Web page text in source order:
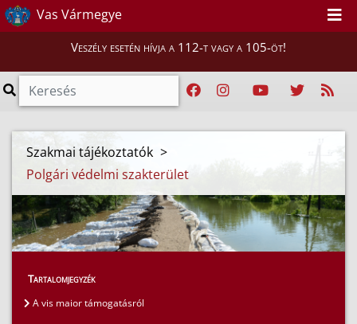
Vas Vármegye
Veszély esetén hívja a 112-t vagy a 105-öt!
Szakmai tájékoztatók >
Polgári védelmi szakterület
Tartalomjegyzék
A vis maior támogatásról